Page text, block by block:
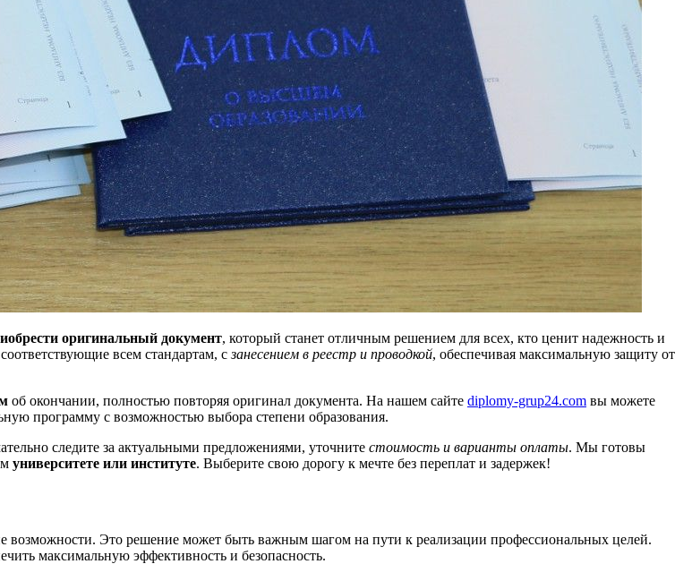
оригинальный документ, который станет отличным решением для всех, кто ценит надежность и
всем стандартам, сзанесением в реестр и проводкой, обеспечивая максимальную защиту от
об окончании, полностью повторяя оригинал документа. На нашем сайте diplomy-grup24.com вы можете
программу с возможностью выбора степени образования.
следите за актуальными предложениями, уточните стоимость и варианты оплаты. Мы готовы
университете или институте. Выберите свою дорогу к мечте без переплат и задержек!
возможности. Это решение может быть важным шагом на пути к реализации профессиональных целей.
максимальную эффективность и безопасность.